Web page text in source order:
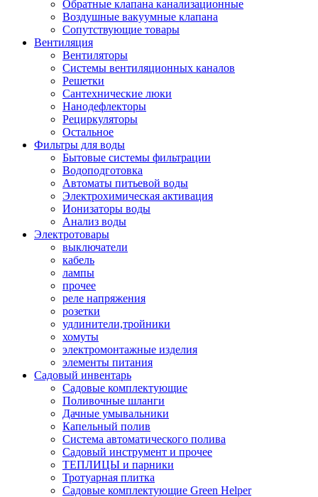
Обратные клапана канализационные
Воздушные вакуумные клапана
Сопутствующие товары
Вентиляция
Вентиляторы
Системы вентиляционных каналов
Решетки
Сантехнические люки
Нанодефлекторы
Рециркуляторы
Остальное
Фильтры для воды
Бытовые системы фильтрации
Водоподготовка
Автоматы питьевой воды
Электрохимическая активация
Ионизаторы воды
Анализ воды
Электротовары
выключатели
кабель
лампы
прочее
реле напряжения
розетки
удлинители,тройники
хомуты
электромонтажные изделия
элементы питания
Садовый инвентарь
Садовые комплектующие
Поливочные шланги
Дачные умывальники
Капельный полив
Система автоматического полива
Садовый инструмент и прочее
ТЕПЛИЦЫ и парники
Тротуарная плитка
Садовые комплектующие Green Helper